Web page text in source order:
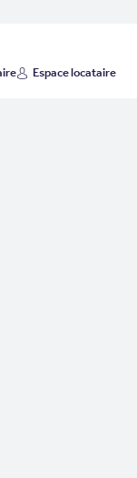
Espace locataire